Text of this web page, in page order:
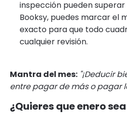
inspección pueden superar
Booksy, puedes marcar el
exacto para que todo
cualquier revisión.
Mantra del mes: "¡Deducir
entre pagar de más o pagar
¿Quieres que enero